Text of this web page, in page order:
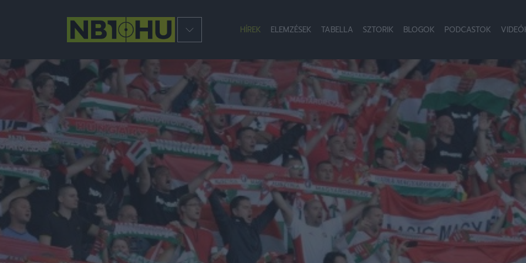
HÍREK ELEMZÉSEK TABELLA SZTORIK BLOGOK PODCASTOK